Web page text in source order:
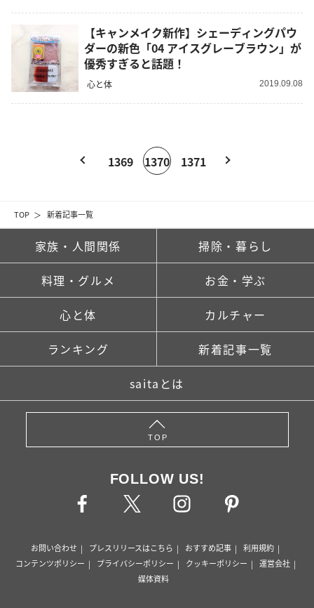
TOP 新着記事一覧
【キャンメイク新作】シェーディングパウ
ダーの新色「04 アイスグレーブラウン」が
優秀すぎると話題！
心と体 2019.09.08
1369 1370 1371
家族・人間関係 掃除・暮らし
料理・グルメ お金・学ぶ
心と体 カルチャー
ランキング 新着記事一覧
saitaとは
TOP
FOLLOW US!
お問い合わせ プレスリリースはこちら おすすめ記事
利用規約
コンテンツポリシー
プライバシーポリシー クッキーポリシー
運営会社
媒体資料